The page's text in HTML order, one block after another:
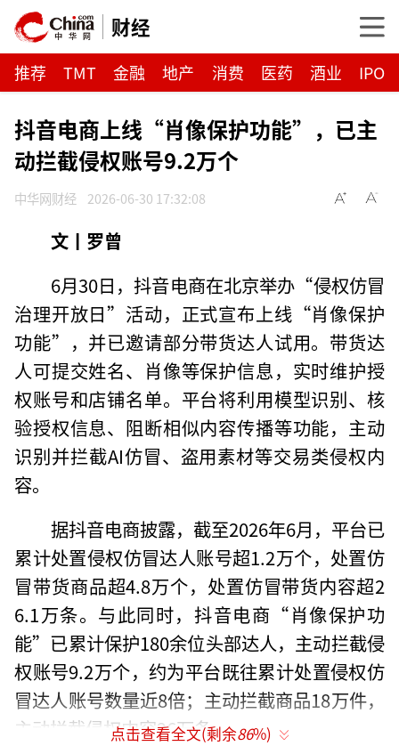
财经
推荐 TMT 金融 地产 消费 医药 酒业 IPO
抖音电商上线“肖像保护功能”，已主
动拦截侵权账号9.2万个
中华网财经 2026-06-30 17:32:08
文丨罗曾
6月30日，抖音电商在北京举办“侵权仿冒
治理开放日”活动，正式宣布上线“肖像保护
功能”，并已邀请部分带货达人试用。带货达
人可提交姓名、肖像等保护信息，实时维护授
权账号和店铺名单。平台将利用模型识别、核
验授权信息、阻断相似内容传播等功能，主动
识别并拦截AI仿冒、盗用素材等交易类侵权内
容。
据抖音电商披露，截至2026年6月，平台已
累计处置侵权仿冒达人账号超1.2万个，处置仿
冒带货商品超4.8万个，处置仿冒带货内容超2
6.1万条。与此同时，抖音电商“肖像保护功
能”已累计保护180余位头部达人，主动拦截侵
权账号9.2万个，约为平台既往累计处置侵权仿
冒达人账号数量近8倍；主动拦截商品18万件，
主动拦截侵权内容26万条。
点击查看全文(剩余86%)